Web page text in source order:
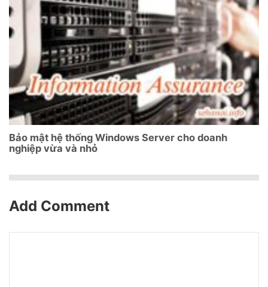
Bảo mật hệ thống Windows Server cho doanh
nghiệp vừa và nhỏ
Add Comment